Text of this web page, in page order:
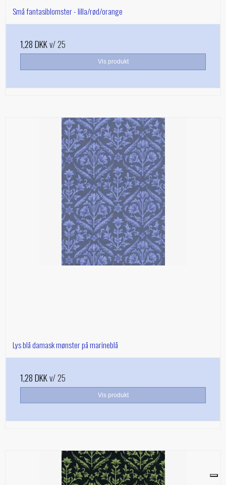
Små fantasiblomster - lilla/rød/orange
1,28 DKKv/ 25
Vis produkt
Lys blå damask mønster på marineblå
1,28 DKKv/ 25
Vis produkt